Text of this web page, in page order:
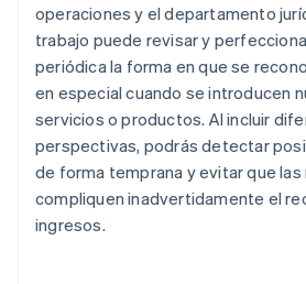
operaciones y el departamento
trabajo puede revisar y
periódica la forma en que se
en especial cuando se introducen
servicios o productos. Al incluir
perspectivas, podrás detectar
de forma temprana y evitar que las
compliquen inadvertidamente el
ingresos.